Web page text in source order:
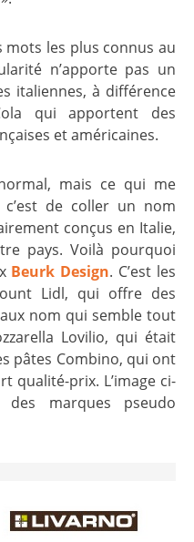
mots les plus connus au
n’apporte pas un
italiennes, à différence
qui apportent des
et américaines.
mais ce qui me
de coller un nom
conçus en Italie,
pays. Voilà pourquoi
Beurk Design. C’est les
Lidl, qui offre des
nom qui semble tout
Lovilio, qui était
pâtes Combino, qui ont
qualité-prix. L’image ci-
marques pseudo